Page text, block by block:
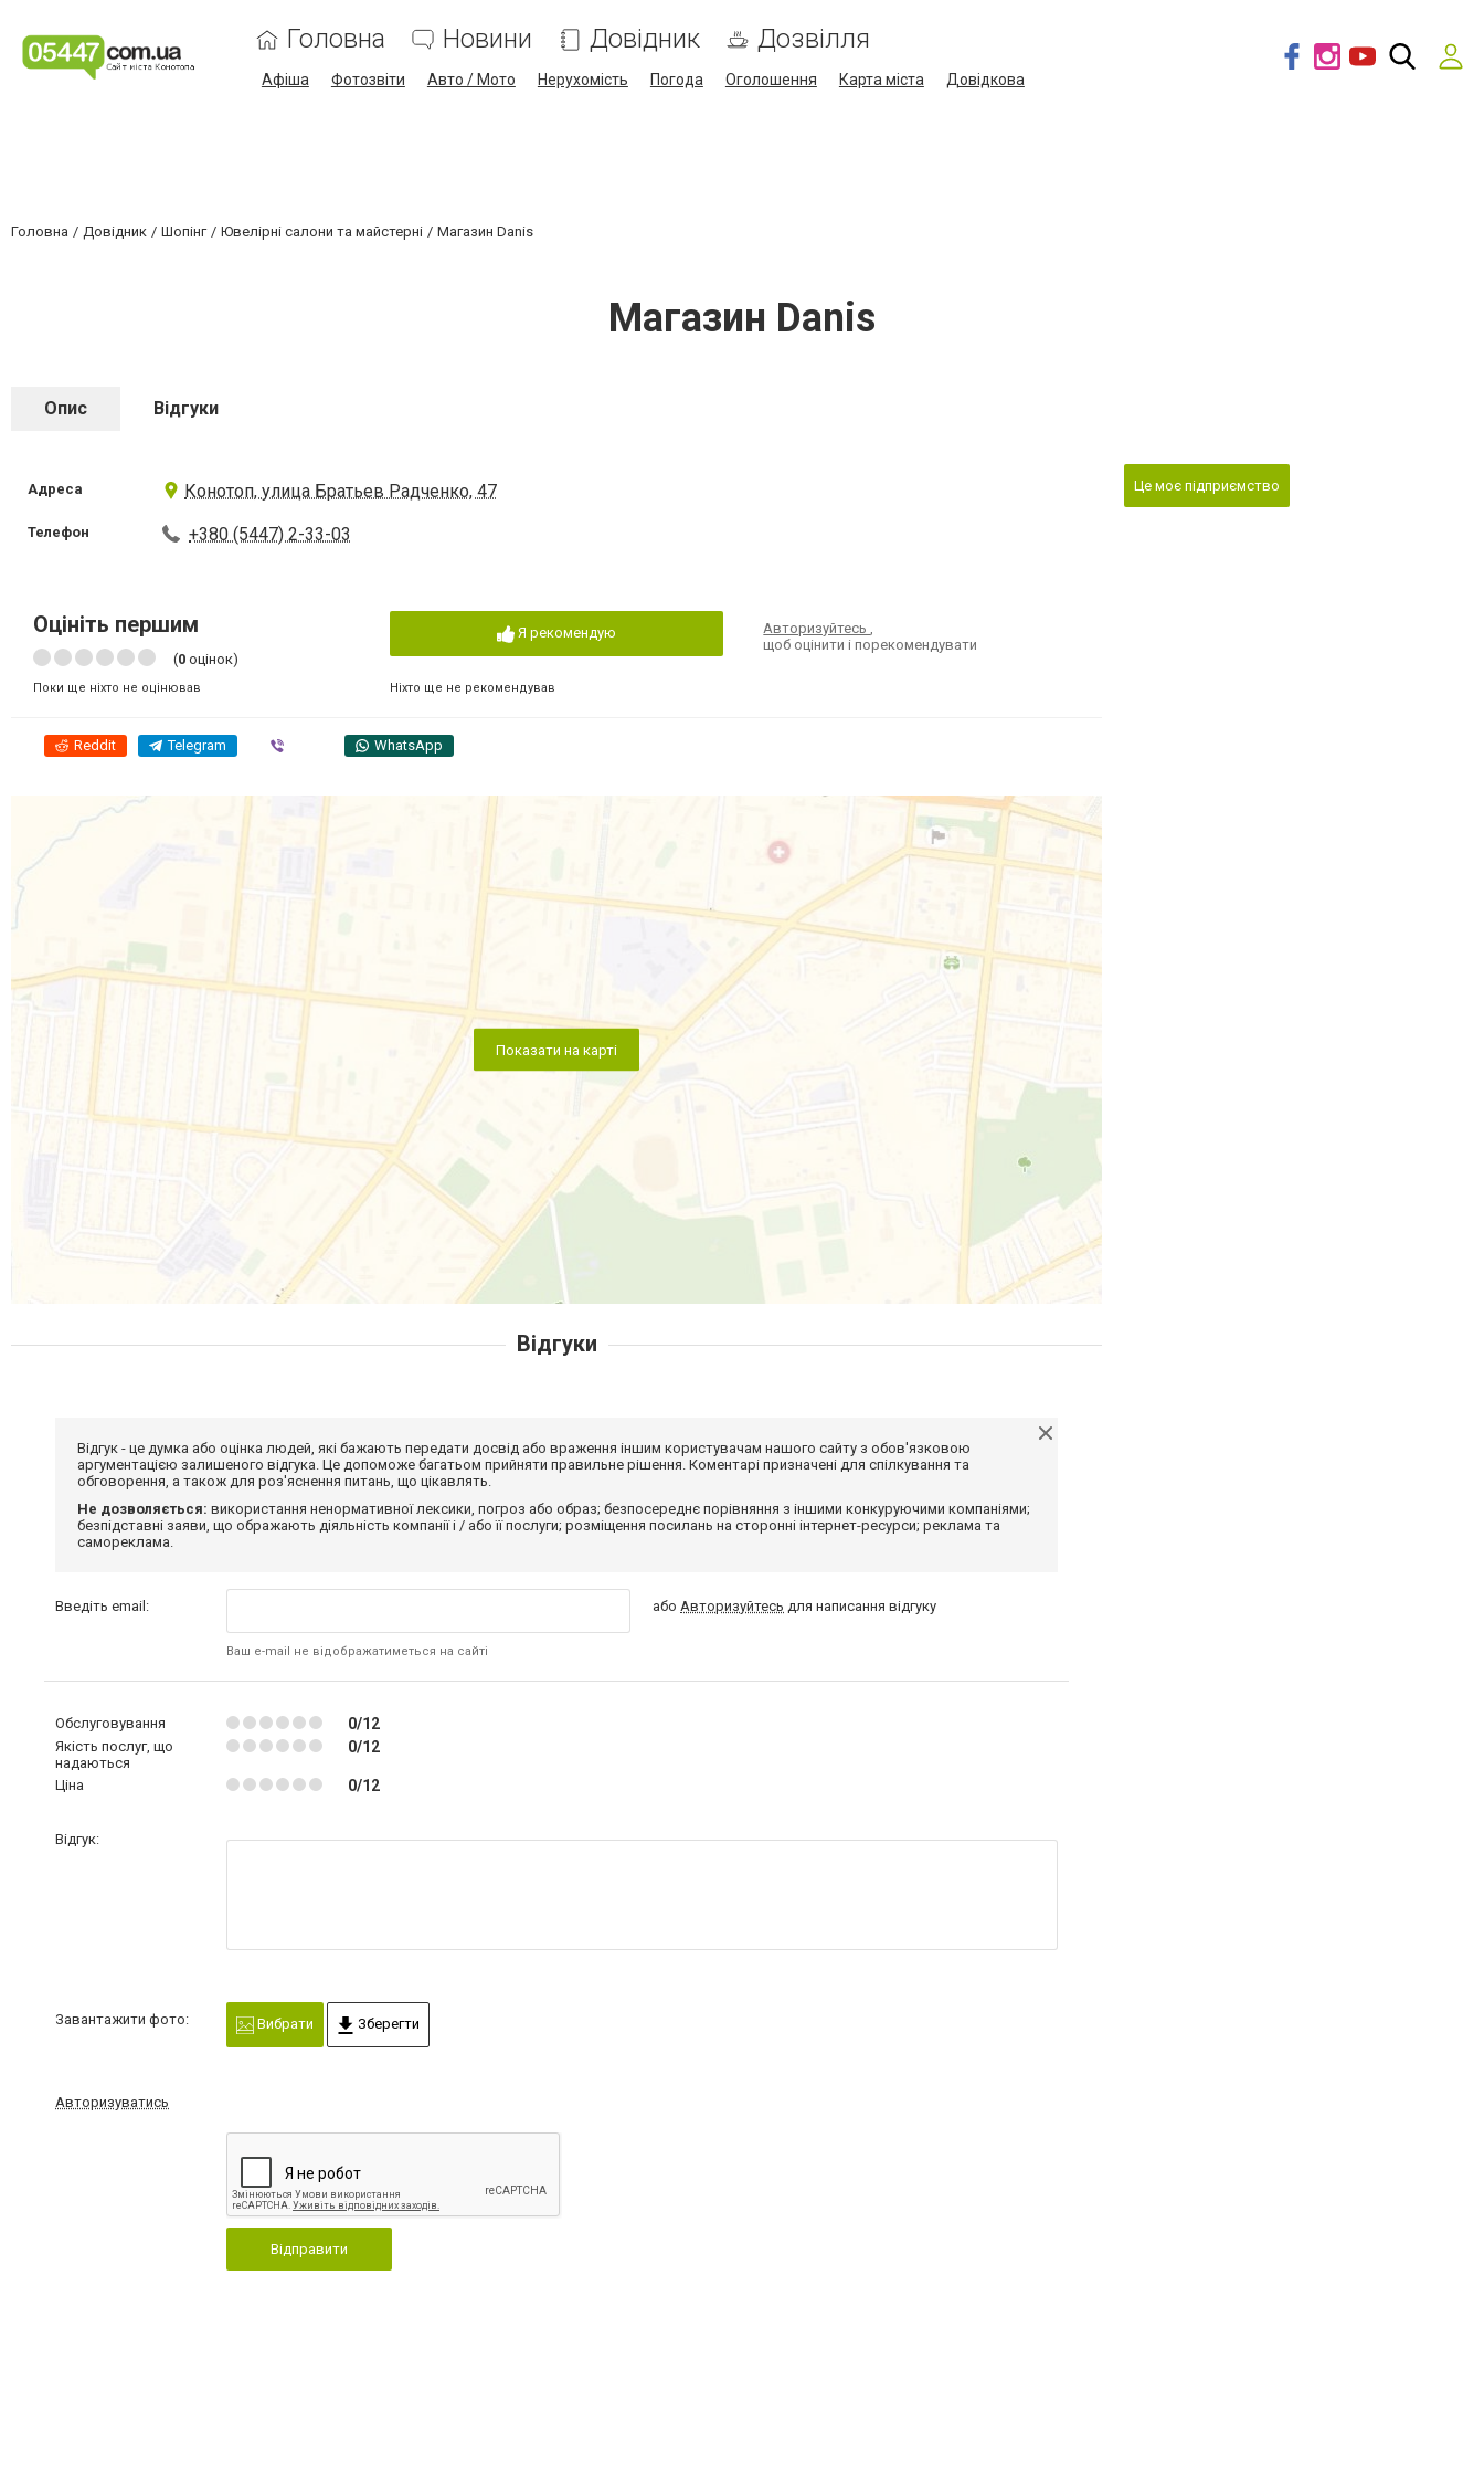
Головна Новини Довідник Дозвілля
Афіша Фотозвіти Авто / Мото Нерухомість Погода Оголошення Карта міста Довідкова
Головна Довідник Шопінг Ювелірні салони та майстерні Магазин Danis
Магазин Danis
Опис Відгуки
Адреса Конотоп, улица Братьев Радченко, 47
Телефон +380 (5447) 2-33-03
Оцініть першим
(0 оцінок)
Поки ще ніхто не оцінював
Я рекомендую
Ніхто ще не рекомендував
Авторизуйтесь,
щоб оцінити і порекомендувати
Reddit Telegram WhatsApp
Показати на карті
Це моє підприємство
Відгуки
Відгук - це думка або оцінка людей, які бажають передати досвід або враження іншим користувачам нашого сайту з обов'язковою
аргументацією залишеного відгука. Це допоможе багатьом прийняти правильне рішення. Коментарі призначені для спілкування та
обговорення, а також для роз'яснення питань, що цікавлять.
Не дозволяється: використання ненормативної лексики, погроз або образ; безпосереднє порівняння з іншими конкуруючими компаніями;
безпідставні заяви, що ображають діяльність компанії і / або її послуги; розміщення посилань на сторонні інтернет-ресурси; реклама та
самореклама.
Введіть email:
Ваш e-mail не відображатиметься на сайті
абоАвторизуйтесь для написання відгуку
Обслуговування 0/12
Якість послуг, що
надаються
0/12
Ціна 0/12
Відгук:
Завантажити фото: Вибрати Зберегти
Авторизуватись
Відправити